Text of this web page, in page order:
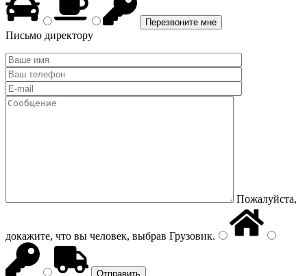
Письмо директору
Пожалуйста,
докажите, что вы человек, выбрав Грузовик.